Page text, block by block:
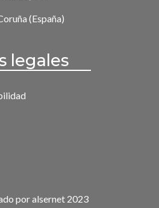
(España)
legales
por alsernet 2023